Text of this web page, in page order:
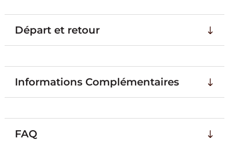
Départ et retour
Informations Complémentaires
FAQ